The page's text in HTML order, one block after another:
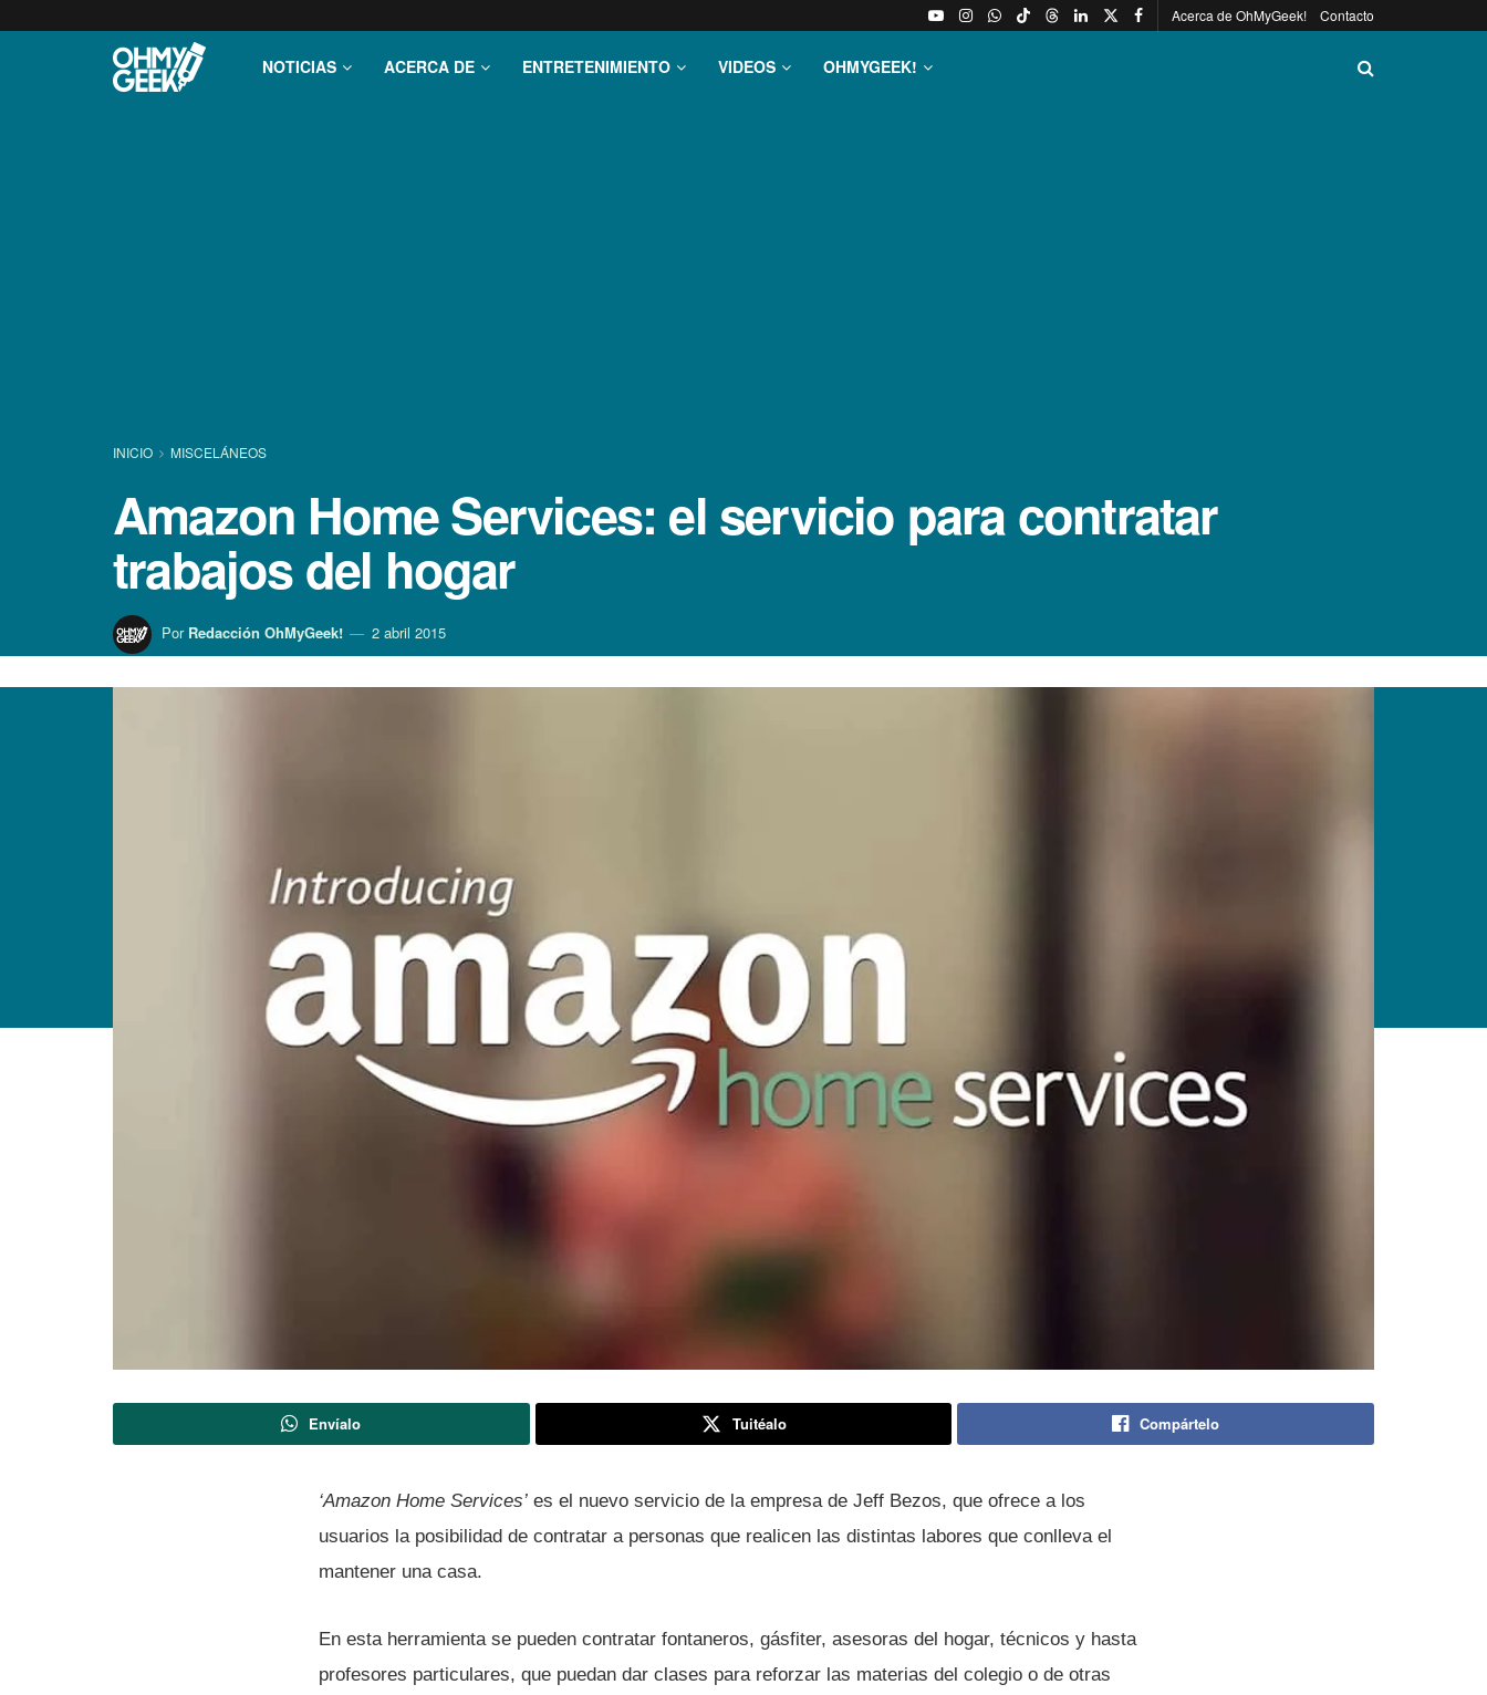
Acerca de OhMyGeek! Contacto
NOTICIAS ACERCA DE ENTRETENIMIENTO VIDEOS OHMYGEEK!
INICIO MISCELÁNEOS
Amazon Home Services: el servicio para contratar
trabajos del hogar
Por Redacción OhMyGeek! 2 abril 2015
Envíalo Tuitéalo Compártelo
‘Amazon Home Services’ es el nuevo servicio de la empresa de Jeff Bezos, que ofrece a los
usuarios la posibilidad de contratar a personas que realicen las distintas labores que conlleva el
mantener una casa.
En esta herramienta se pueden contratar fontaneros, gásfiter, asesoras del hogar, técnicos y hasta
profesores particulares, que puedan dar clases para reforzar las materias del colegio o de otras